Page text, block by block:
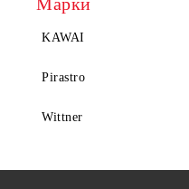
KAWAI
Pirastro
Wittner